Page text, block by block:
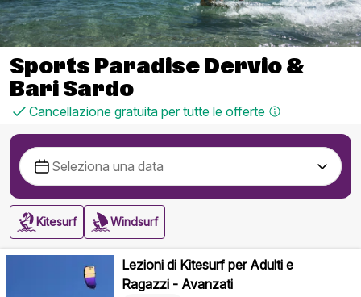
Sports Paradise Dervio &
Bari Sardo
Cancellazione gratuita per tutte le offerte
Kitesurf Windsurf
Lezioni di Kitesurf per Adulti e
Ragazzi - Avanzati